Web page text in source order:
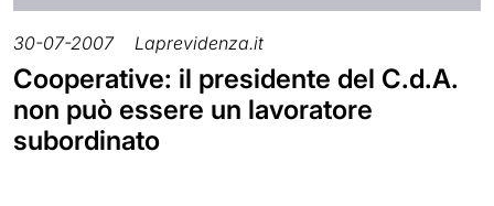
30-07-2007 Laprevidenza.it
Cooperative: il presidente del C.d.A.
non può essere un lavoratore
subordinato